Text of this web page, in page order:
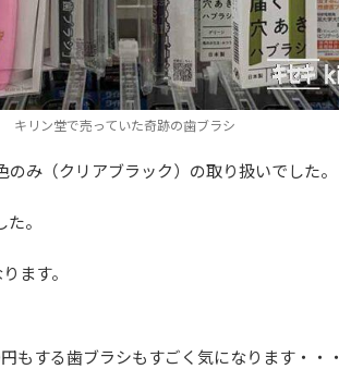
キリン堂で売っていた奇跡の歯ブラシ
み（クリアブラック）の取り扱いでした。
。
ます。
もする歯ブラシもすごく気になります・・・